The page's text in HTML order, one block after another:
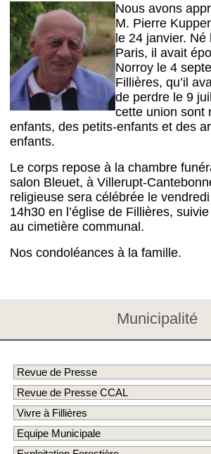
Nous avons
M. Pierre
le 24 janvier.
Paris, il avait
Norroy le 4
Fillières, qu’il
de perdre le 9
cette union sont
enfants, des petits-enfants et des
enfants.
Le corps repose à la chambre
salon Bleuet, à Villerupt-
religieuse sera célébrée le
14h30 en l’église de Fillières,
au cimetière communal.
Nos condoléances à la famille.
Municipalité